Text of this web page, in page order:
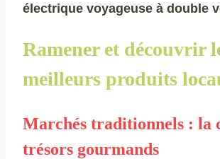
électrique voyageuse à double
Ramener et découvrir
meilleurs produits
Marchés traditionnels : la
trésors gourmands